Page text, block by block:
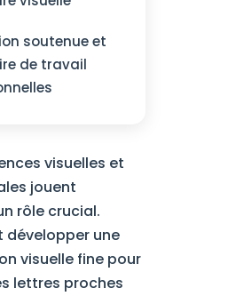
soutenue et
de travail
visuelles et
jouent
rôle crucial.
développer une
visuelle fine pour
lettres proches